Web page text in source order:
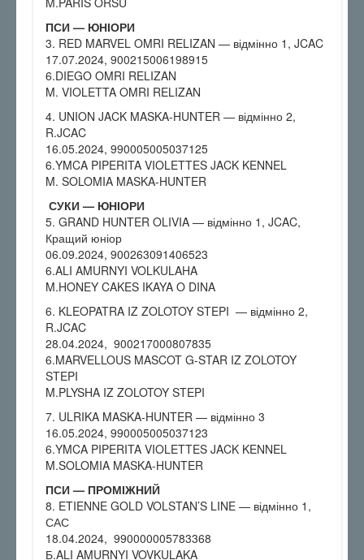
ПСИ — ЮНІОРИ
3. RED MARVEL OMRI RELIZAN — відмінно 1, JCAC
17.07.2024, 900215006198915
6.DIEGO OMRI RELIZAN
M. VIOLETTA OMRI RELIZAN
4. UNION JACK MASKA-HUNTER — відмінно 2,
R.JCAC
16.05.2024, 990005005037125
6.YMCA PIPERITA VIOLETTES JACK KENNEL
M. SOLOMIA MASKA-HUNTER
СУКИ — ЮНІОРИ
5. GRAND HUNTER OLIVIA — відмінно 1, JCAC,
Кращий юніор
06.09.2024, 900263091406523
6.ALI AMURNYI VOLKULAHA
M.HONEY CAKES IKAYA O DINA
6. KLEOPATRA IZ ZOLOTOY STEPI — відмінно 2,
R.JCAC
28.04.2024, 900217000807835
6.MARVELLOUS MASCOT G-STAR IZ ZOLOTOY
STEPI
M.PLYSHA IZ ZOLOTOY STEPI
7. ULRIKA MASKA-HUNTER — відмінно 3
16.05.2024, 990005005037123
6.YMCA PIPERITA VIOLETTES JACK KENNEL
M.SOLOMIA MASKA-HUNTER
ПСИ — ПРОМІЖНИЙ
8. ETIENNE GOLD VOLSTAN’S LINE — відмінно 1,
САС
18.04.2024, 990000005783368
Б.ALI AMURNYI VOVKULAKA